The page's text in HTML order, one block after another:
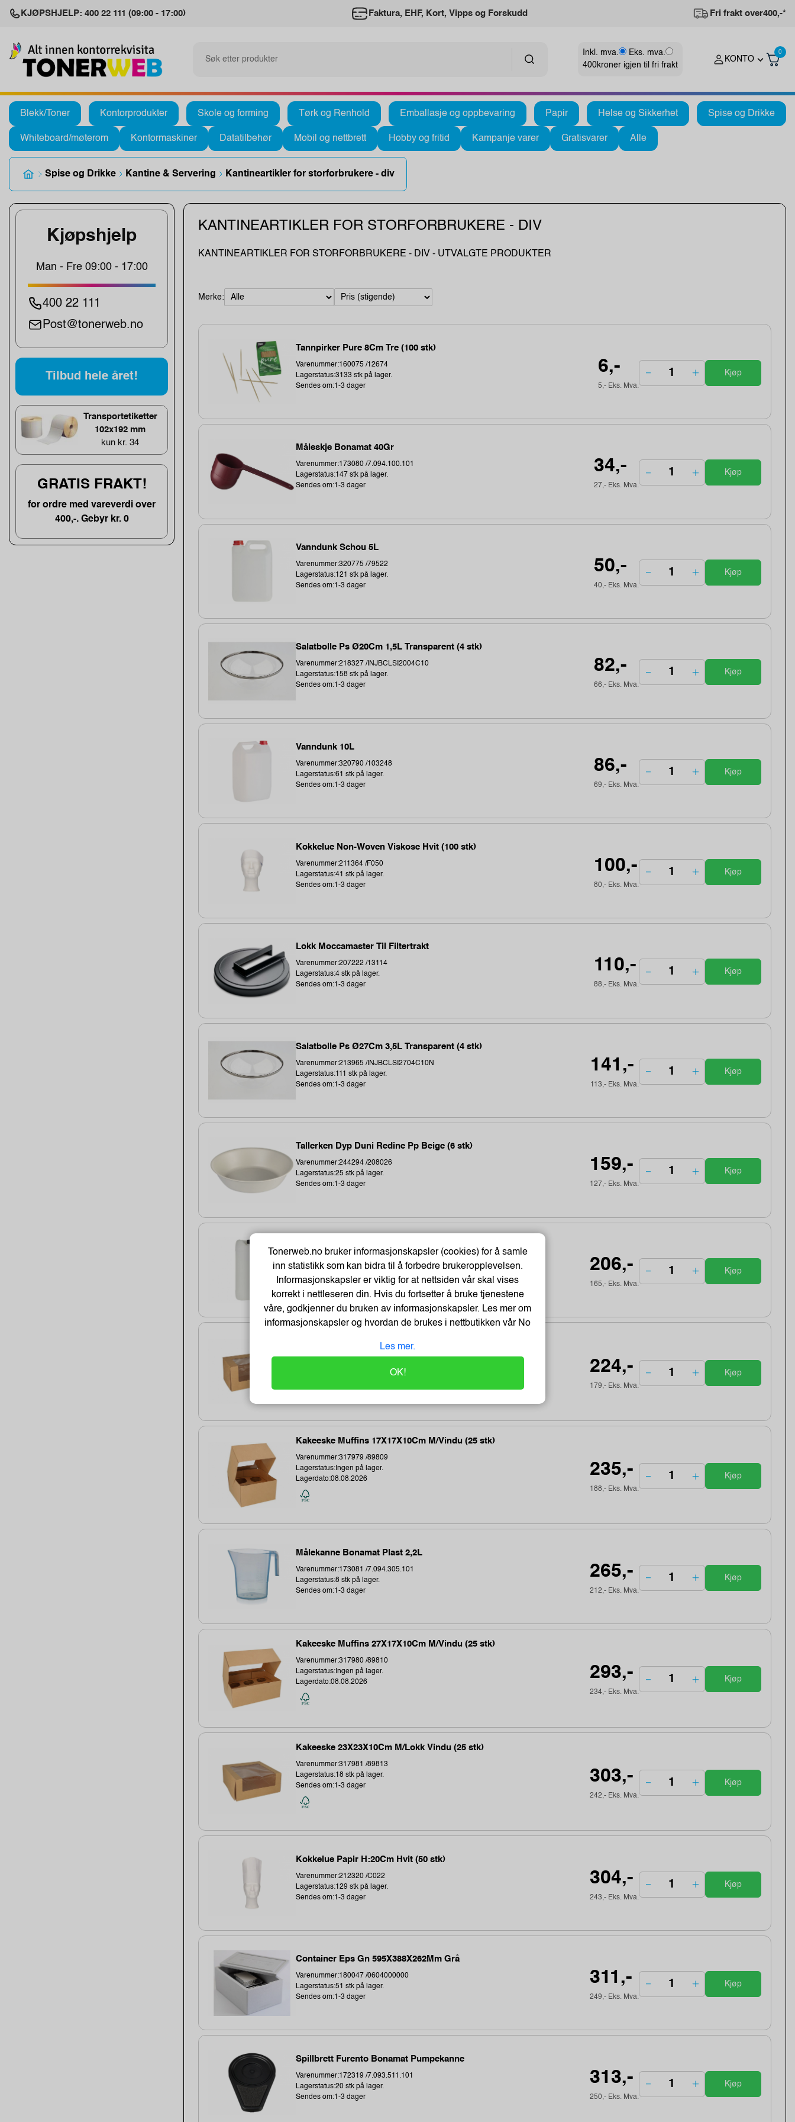
KJØPSHJELP: 400 22 111 (09:00 - 17:00) Faktura, EHF, Kort, Vipps og Forskudd Fri frakt over400,-*
Inkl. mva.
Eks. mva.
400kroner igjen til fri frakt
KONTO
0
Blekk/Toner Kontorprodukter Skole og forming Tørk og Renhold Emballasje og oppbevaring Papir Helse og Sikkerhet Spise og Drikke
Whiteboard/møterom Kontormaskiner Datatilbehør Mobil og nettbrett Hobby og fritid Kampanje varer Gratisvarer Alle
Spise og Drikke Kantine & Servering Kantineartikler for storforbrukere - div
Kjøpshjelp
Man - Fre 09:00 - 17:00
400 22 111
Post@tonerweb.no
Tilbud hele året!
Transportetiketter
102x192 mm
kun kr. 34
GRATIS FRAKT!
for ordre med vareverdi over
400,-. Gebyr kr. 0
KANTINEARTIKLER FOR STORFORBRUKERE - DIV
KANTINEARTIKLER FOR STORFORBRUKERE - DIV - UTVALGTE PRODUKTER
Merke:
Tannpirker Pure 8Cm Tre (100 stk)
Varenummer:160075 /12674
Lagerstatus:3133 stk på lager.
Sendes om:1-3 dager
6,-
5,- Eks. Mva.
Kjøp
Måleskje Bonamat 40Gr
Varenummer:173080 /7.094.100.101
Lagerstatus:147 stk på lager.
Sendes om:1-3 dager
34,-
27,- Eks. Mva.
Kjøp
Vanndunk Schou 5L
Varenummer:320775 /79522
Lagerstatus:121 stk på lager.
Sendes om:1-3 dager
50,-
40,- Eks. Mva.
Kjøp
Salatbolle Ps Ø20Cm 1,5L Transparent (4 stk)
Varenummer:218327 /INJBCLSI2004C10
Lagerstatus:158 stk på lager.
Sendes om:1-3 dager
82,-
66,- Eks. Mva.
Kjøp
Vanndunk 10L
Varenummer:320790 /103248
Lagerstatus:61 stk på lager.
Sendes om:1-3 dager
86,-
69,- Eks. Mva.
Kjøp
Kokkelue Non-Woven Viskose Hvit (100 stk)
Varenummer:211364 /F050
Lagerstatus:41 stk på lager.
Sendes om:1-3 dager
100,-
80,- Eks. Mva.
Kjøp
Lokk Moccamaster Til Filtertrakt
Varenummer:207222 /13114
Lagerstatus:4 stk på lager.
Sendes om:1-3 dager
110,-
88,- Eks. Mva.
Kjøp
Salatbolle Ps Ø27Cm 3,5L Transparent (4 stk)
Varenummer:213965 /INJBCLSI2704C10N
Lagerstatus:111 stk på lager.
Sendes om:1-3 dager
141,-
113,- Eks. Mva.
Kjøp
Tallerken Dyp Duni Redine Pp Beige (6 stk)
Varenummer:244294 /208026
Lagerstatus:25 stk på lager.
Sendes om:1-3 dager
159,-
127,- Eks. Mva.
Kjøp
Vanndunk 25 Liter
Varenummer:322731 /6510079536
Sendes om:1-3 dager
206,-
165,- Eks. Mva.
Kjøp
224,-
179,- Eks. Mva.
Kjøp
Kakeeske Muffins 17X17X10Cm M/Vindu (25 stk)
Varenummer:317979 /89809
Lagerstatus:Ingen på lager.
Lagerdato:08.08.2026
235,-
188,- Eks. Mva.
Kjøp
Målekanne Bonamat Plast 2,2L
Varenummer:173081 /7.094.305.101
Lagerstatus:8 stk på lager.
Sendes om:1-3 dager
265,-
212,- Eks. Mva.
Kjøp
Kakeeske Muffins 27X17X10Cm M/Vindu (25 stk)
Varenummer:317980 /89810
Lagerstatus:Ingen på lager.
Lagerdato:08.08.2026
293,-
234,- Eks. Mva.
Kjøp
Kakeeske 23X23X10Cm M/Lokk Vindu (25 stk)
Varenummer:317981 /89813
Lagerstatus:18 stk på lager.
Sendes om:1-3 dager
303,-
242,- Eks. Mva.
Kjøp
Kokkelue Papir H:20Cm Hvit (50 stk)
Varenummer:212320 /C022
Lagerstatus:129 stk på lager.
Sendes om:1-3 dager
304,-
243,- Eks. Mva.
Kjøp
Container Eps Gn 595X388X262Mm Grå
Varenummer:180047 /0604000000
Lagerstatus:51 stk på lager.
Sendes om:1-3 dager
311,-
249,- Eks. Mva.
Kjøp
Spillbrett Furento Bonamat Pumpekanne
Varenummer:172319 /7.093.511.101
Lagerstatus:20 stk på lager.
Sendes om:1-3 dager
313,-
250,- Eks. Mva.
Kjøp
Tonerweb.no bruker informasjonskapsler (cookies) for å samle
inn statistikk som kan bidra til å forbedre brukeropplevelsen.
Informasjonskapsler er viktig for at nettsiden vår skal vises
korrekt i nettleseren din. Hvis du fortsetter å bruke tjenestene
våre, godkjenner du bruken av informasjonskapsler. Les mer om
informasjonskapsler og hvordan de brukes i nettbutikken vårNo
Les mer.
OK!